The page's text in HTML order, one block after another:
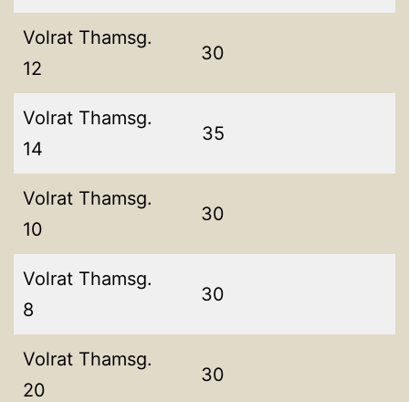
Volrat Thamsg.
12
30
Volrat Thamsg.
14
35
Volrat Thamsg.
10
30
Volrat Thamsg.
8
30
Volrat Thamsg.
20
30